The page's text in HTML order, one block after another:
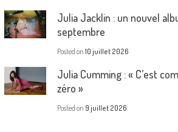
Julia Jacklin : un nouvel
septembre
Posted on 10 juillet 2026
Julia Cumming : « C’est
zéro »
Posted on 9 juillet 2026